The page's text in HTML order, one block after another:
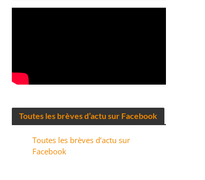
Toutes les brèves d’actu sur Facebook
Toutes les brèves d’actu sur
Facebook